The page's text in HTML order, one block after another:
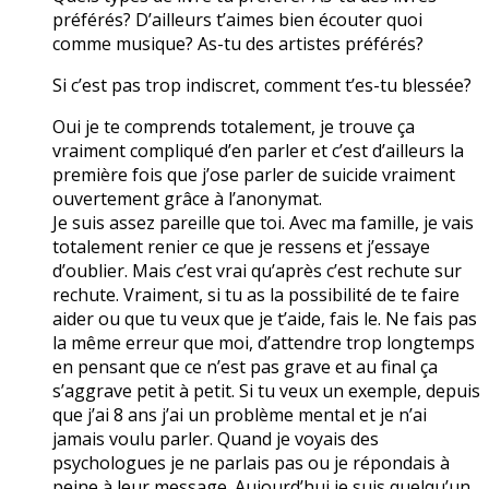
préférés? D’ailleurs t’aimes bien écouter quoi
comme musique? As-tu des artistes préférés?
Si c’est pas trop indiscret, comment t’es-tu blessée?
Oui je te comprends totalement, je trouve ça
vraiment compliqué d’en parler et c’est d’ailleurs la
première fois que j’ose parler de suicide vraiment
ouvertement grâce à l’anonymat.
Je suis assez pareille que toi. Avec ma famille, je vais
totalement renier ce que je ressens et j’essaye
d’oublier. Mais c’est vrai qu’après c’est rechute sur
rechute. Vraiment, si tu as la possibilité de te faire
aider ou que tu veux que je t’aide, fais le. Ne fais pas
la même erreur que moi, d’attendre trop longtemps
en pensant que ce n’est pas grave et au final ça
s’aggrave petit à petit. Si tu veux un exemple, depuis
que j’ai 8 ans j’ai un problème mental et je n’ai
jamais voulu parler. Quand je voyais des
psychologues je ne parlais pas ou je répondais à